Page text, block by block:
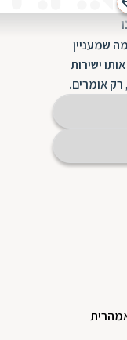
שמעניין
ישירות
אומרים.